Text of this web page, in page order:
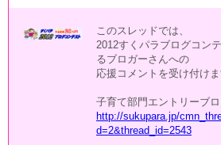
このスレッドでは、
2012すくパラブログコン
るブロガーさんへの
応援コメントを受け付けま
子育て部門エントリーブ
http://sukupara.jp/
d=2&thread_id=2543